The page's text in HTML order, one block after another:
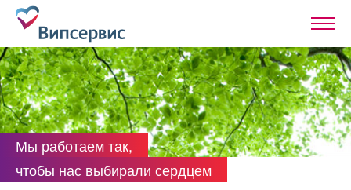
Мы работаем так,
чтобы нас выбирали сердцем